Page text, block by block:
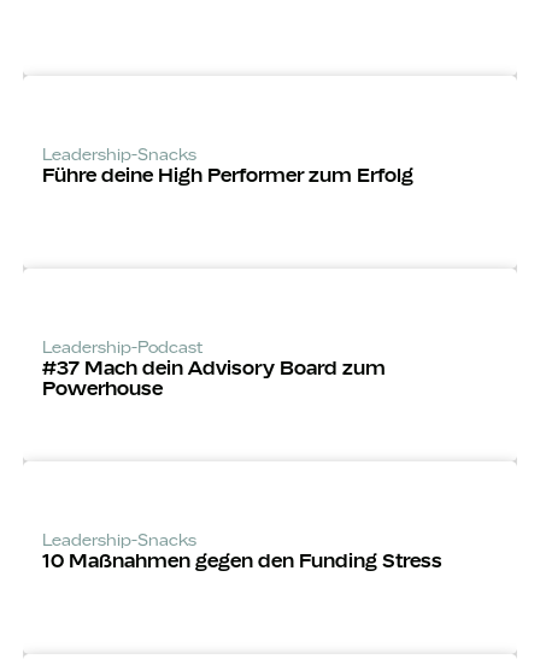
Leadership-Snacks
Führe deine High Performer zum Erfolg
Leadership-Podcast
#37 Mach dein Advisory Board zum
Powerhouse
Leadership-Snacks
10 Maßnahmen gegen den Funding Stress